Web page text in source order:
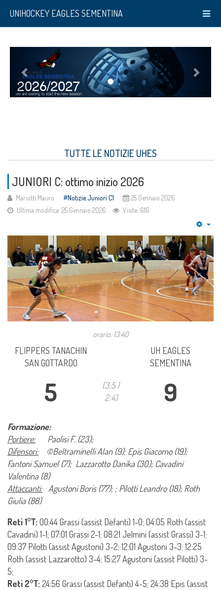
UNIHOCKEY EAGLES SEMENTINA
TUTTE LE NOTIZIE UHES
JUNIORI C: ottimo inizio 2026
Mariotti Mauro Notizie Juniori C1
25 Gennaio 2026
Ultima modifica: 25 Gennaio 2026
Visite: 616
orario: 13:40
FLIPPERS TANACHIN
SAN GOTTARDO
UH EAGLES
SEMENTINA
5
(3:5 |
2:4)
9
Formazione:
Portiere:Paolisi F. (23);
Difensori:©Beltraminelli Alan (9); Epis Giacomo (19);
Fantoni Samuel (7); Lazzarotto Danìka (30); Cavadini
Valentina (8)
Attaccanti:Agustoni Boris (77); ; Pilotti Leandro (18); Roth
Giulia (88)
Reti 1°T:00:44 Grassi (assist Defanti) 1-0; 04:05 Roth (assist
Cavadini) 1-1; 07:01 Grassi 2-1; 08:21 Jelmini (assist Grassi) 3-1;
09:37 Pilotti (assist Agustoni) 3-2; 12:01 Agustoni 3-3; 12:25
Roth (assist Lazzarotto) 3-4; 15:27 Agustoni (assist Pilotti) 3-
5;
Reti 2°T:24:56 Grassi (assist Defanti) 4-5; 24:38 Epis (assist